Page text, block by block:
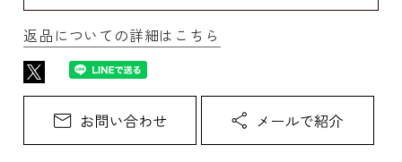
返品についての詳細はこちら